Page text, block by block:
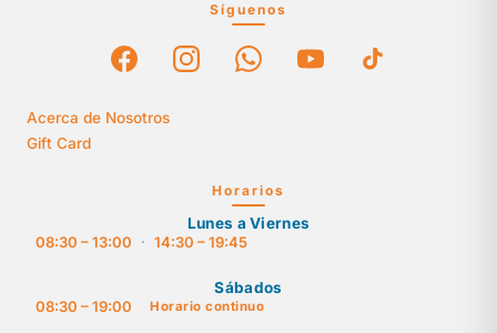
Síguenos
Acerca de Nosotros
Gift Card
Horarios
Lunes a Viernes
08:30 – 13:00
· 14:30 – 19:45
Sábados
08:30 – 19:00
Horario continuo